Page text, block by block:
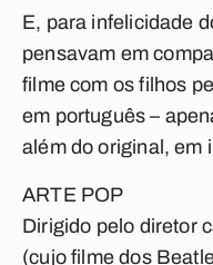
E, para infelicidade
pensavam em
filme com os filhos
em português –
além do original, em
ARTE POP
Dirigido pelo diretor
(cujo filme dos